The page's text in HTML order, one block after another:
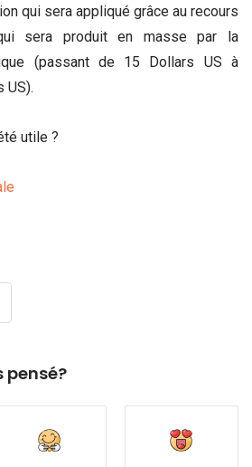
qui sera appliqué grâce au recours
sera produit en masse par la
(passant de 15 Dollars US à
US).
utile ?
pensé?